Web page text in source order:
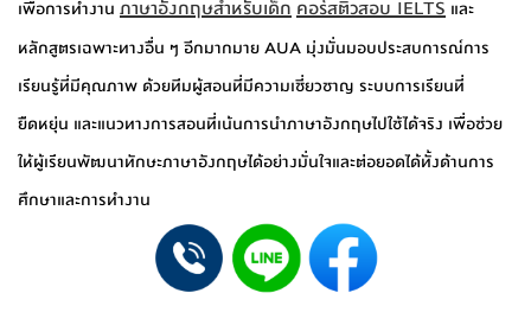
เพื่อการทำงาน ภาษาอังกฤษสำหรับเด็กคอร์สติวสอบ IELTS และ
หลักสูตรเฉพาะทางอื่น ๆ อีกมากมาย AUA มุ่งมั่นมอบประสบการณ์การ
เรียนรู้ที่มีคุณภาพ ด้วยทีมผู้สอนที่มีความเชี่ยวชาญ ระบบการเรียนที่
ยืดหยุ่น และแนวทางการสอนที่เน้นการนำภาษาอังกฤษไปใช้ได้จริง เพื่อช่วย
ให้ผู้เรียนพัฒนาทักษะภาษาอังกฤษได้อย่างมั่นใจและต่อยอดได้ทั้งด้านการ
ศึกษาและการทำงาน